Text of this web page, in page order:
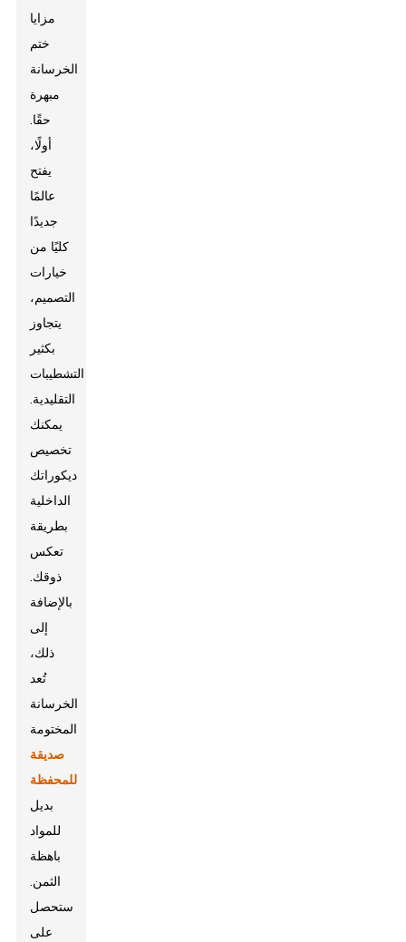
مزايا
ختم
الخرسانة
مبهرة
حقًا.
أولًا،
يفتح
عالمًا
جديدًا
كليًا من
خيارات
التصميم،
يتجاوز
بكثير
التشطيبات
التقليدية.
يمكنك
تخصيص
ديكوراتك
الداخلية
بطريقة
تعكس
ذوقك.
بالإضافة
إلى
ذلك،
تُعد
الخرسانة
المختومة
صديقة
للمحفظة
بديل
للمواد
باهظة
الثمن.
ستحصل
على